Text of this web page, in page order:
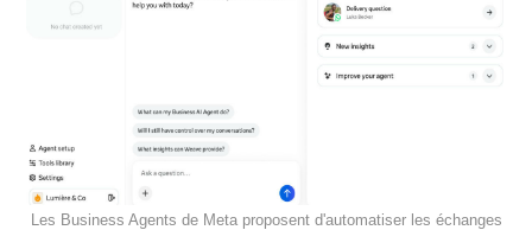
Les Business Agents de Meta proposent d'automatiser les échanges